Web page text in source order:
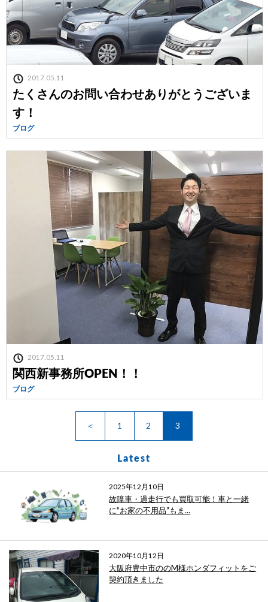
2017.05.11
たくさんのお問い合わせありがとうございま
す！
ブログ
2017.05.11
関西新事務所OPEN！！
ブログ
＜ 1 2 3
Latest
2025年12月10日
故障車・過走行でも買取可能！車と一緒
に“お家の不用品”もま...
2020年10月12日
大阪府豊中市ののM様ホンダフィットをご
契約頂きました